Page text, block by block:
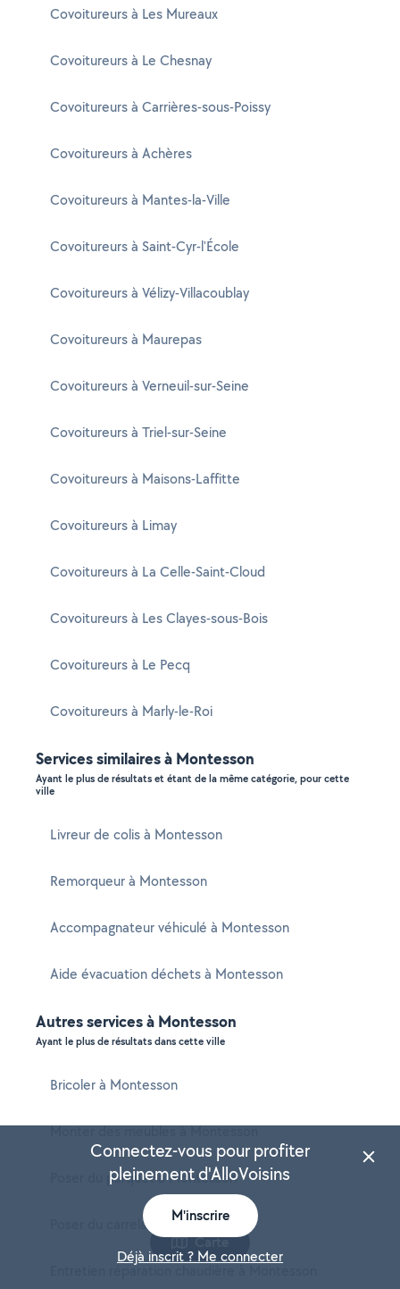
Covoitureurs à Les Mureaux
Covoitureurs à Le Chesnay
Covoitureurs à Carrières-sous-Poissy
Covoitureurs à Achères
Covoitureurs à Mantes-la-Ville
Covoitureurs à Saint-Cyr-l'École
Covoitureurs à Vélizy-Villacoublay
Covoitureurs à Maurepas
Covoitureurs à Verneuil-sur-Seine
Covoitureurs à Triel-sur-Seine
Covoitureurs à Maisons-Laffitte
Covoitureurs à Limay
Covoitureurs à La Celle-Saint-Cloud
Covoitureurs à Les Clayes-sous-Bois
Covoitureurs à Le Pecq
Covoitureurs à Marly-le-Roi
Services similaires à Montesson
Ayant le plus de résultats et étant de la même catégorie, pour cette
ville
Livreur de colis à Montesson
Remorqueur à Montesson
Accompagnateur véhiculé à Montesson
Aide évacuation déchets à Montesson
Autres services à Montesson
Ayant le plus de résultats dans cette ville
Bricoler à Montesson
Monter des meubles à Montesson
Poser du parquet à Montesson
Poser du carrelage à Montesson
Entretien réparation chaudière à Montesson
Carte
Connectez-vous pour profiter
pleinement d'AlloVoisins
M'inscrire
Déjà inscrit ? Me connecter